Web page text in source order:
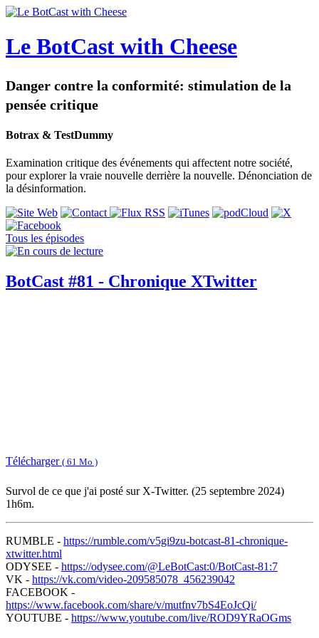
Le BotCast with Cheese
Danger contre la conformité: stimulation de la
pensée critique
Botrax & TestDummy
Examination critique des événements qui affectent notre société,
pour explorer la vraie nouvelle derrière la nouvelle. Dénonciation de
la désinformation.
Tous les épisodes
BotCast #81 - Chronique XTwitter
Télécharger ( 61 Mo )
Survol de ce que j'ai posté sur X-Twitter. (25 septembre 2024)
1h6m.
RUMBLE - https://rumble.com/v5gi9zu-botcast-81-chronique-
xtwitter.html
ODYSEE - https://odysee.com/@LeBotCast:0/BotCast-81:7
VK - https://vk.com/video-209585078_456239042
FACEBOOK -
https://www.facebook.com/share/v/mutfnv7bS4EoJcQi/
YOUTUBE - https://www.youtube.com/live/ROD9YRaOGms